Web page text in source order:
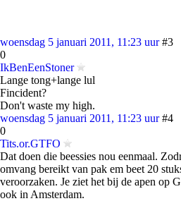
woensdag 5 januari 2011, 11:23 uur #3
0
IkBenEenStoner
Lange tong+lange lul
Fincident?
Don't waste my high.
woensdag 5 januari 2011, 11:23 uur #4
0
Tits.or.GTFO
Dat doen die beessies nou eenmaal.
omvang bereikt van pak em beet 20
veroorzaken. Je ziet het bij de apen op
ook in Amsterdam.